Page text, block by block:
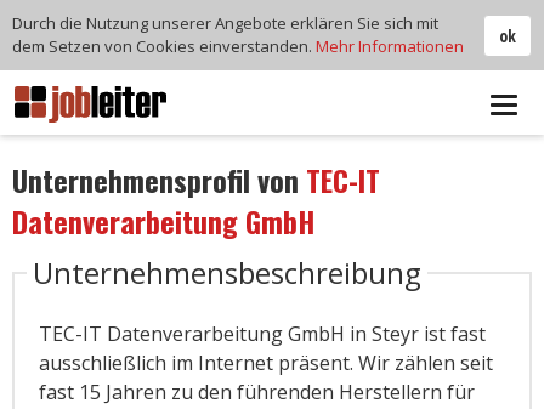
Unternehmensprofil von TEC-IT
Datenverarbeitung GmbH
Unternehmensbeschreibung
TEC-IT Datenverarbeitung GmbH in Steyr ist fast
ausschließlich im Internet präsent. Wir zählen seit
fast 15 Jahren zu den führenden Herstellern für
ok
Durch die Nutzung unserer Angebote erklären Sie sich mit
dem Setzen von Cookies einverstanden. Mehr Informationen